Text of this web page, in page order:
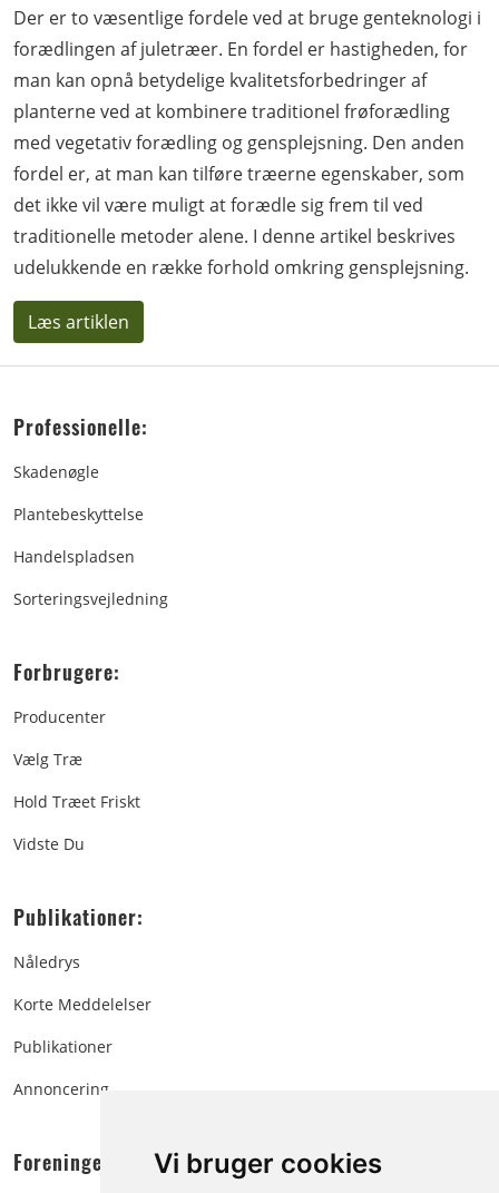
Vi bruger cookies
Der er to væsentlige fordele ved at bruge genteknologi i
forædlingen af juletræer. En fordel er hastigheden, for
man kan opnå betydelige kvalitetsforbedringer af
planterne ved at kombinere traditionel frøforædling
med vegetativ forædling og gensplejsning. Den anden
fordel er, at man kan tilføre træerne egenskaber, som
det ikke vil være muligt at forædle sig frem til ved
traditionelle metoder alene. I denne artikel beskrives
udelukkende en række forhold omkring gensplejsning.
Læs artiklen
Professionelle:
Skadenøgle
Plantebeskyttelse
Handelspladsen
Sorteringsvejledning
Forbrugere:
Producenter
Vælg Træ
Hold Træet Friskt
Vidste Du
Publikationer:
Nåledrys
Korte Meddelelser
Publikationer
Annoncering
Foreningen: